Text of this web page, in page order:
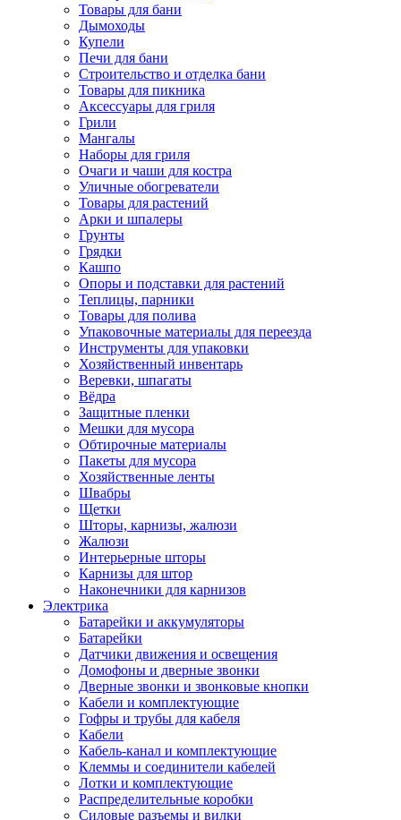
Товары для бани
Дымоходы
Купели
Печи для бани
Строительство и отделка бани
Товары для пикника
Аксессуары для гриля
Грили
Мангалы
Наборы для гриля
Очаги и чаши для костра
Уличные обогреватели
Товары для растений
Арки и шпалеры
Грунты
Грядки
Кашпо
Опоры и подставки для растений
Теплицы, парники
Товары для полива
Упаковочные материалы для переезда
Инструменты для упаковки
Хозяйственный инвентарь
Веревки, шпагаты
Вёдра
Защитные пленки
Мешки для мусора
Обтирочные материалы
Пакеты для мусора
Хозяйственные ленты
Швабры
Щетки
Шторы, карнизы, жалюзи
Жалюзи
Интерьерные шторы
Карнизы для штор
Наконечники для карнизов
Электрика
Батарейки и аккумуляторы
Батарейки
Датчики движения и освещения
Домофоны и дверные звонки
Дверные звонки и звонковые кнопки
Кабели и комплектующие
Гофры и трубы для кабеля
Кабели
Кабель-канал и комплектующие
Клеммы и соединители кабелей
Лотки и комплектующие
Распределительные коробки
Силовые разъемы и вилки